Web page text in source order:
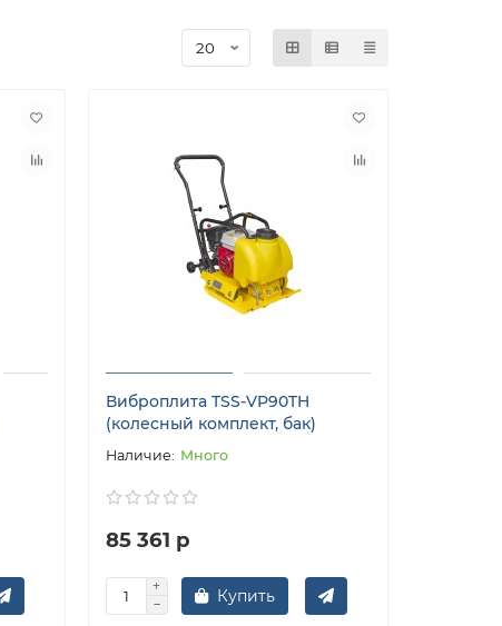
Виброплита TSS-VP90TH
(колесный комплект, бак)
Много
85 361 р
Купить